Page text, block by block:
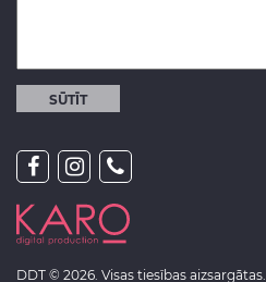
DDT © 2026. Visas tiesības aizsargātas.